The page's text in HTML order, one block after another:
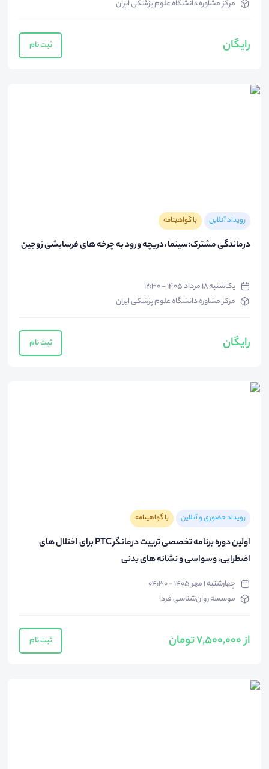
مرکز مشاوره دانشگاه علوم پزشکی ایران
رایگان ثبت نام
رویداد آنلاین با گواهینامه
درماندگی مشترک:سینما ،دریچه ورود به چرخه های فرسایشی زوجین
یک‌شنبه ۱۸ مرداد ۱۴۰۵ - ۱۲:۳۰
مرکز مشاوره دانشگاه علوم پزشکی ایران
رایگان ثبت نام
رویداد حضوری و آنلاین با گواهینامه
اولین دوره برنامه تخصصی تربیت درمانگر PTC برای اختلال های
اضطرابی، وسواسی و نشانه های بدنی
چهارشنبه ۱ مهر ۱۴۰۵ - ۰۴:۳۰
موسسه روان‌شناسی فردا
از 7,500,000 تومان ثبت نام